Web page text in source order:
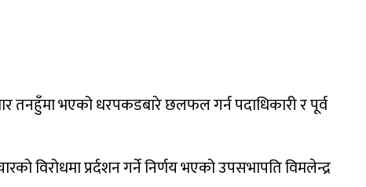
तनहुँमा भएको धरपकडबारे छलफल गर्न पदाधिकारी र पूर्व
विरोधमा प्रर्दशन गर्ने निर्णय भएको उपसभापति विमलेन्द्र